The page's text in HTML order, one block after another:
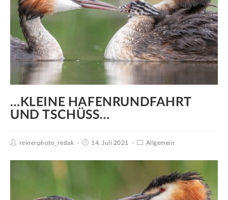
…KLEINE HAFENRUNDFAHRT
UND TSCHÜSS…
reinerphoto_redak 14. Juli 2021 Allgemein